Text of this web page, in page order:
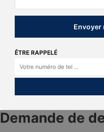
ÊTRE RAPPELÉ
Demande de